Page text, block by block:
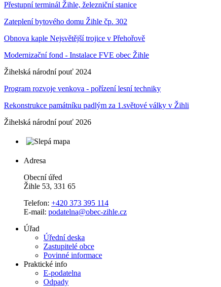
Přestupní terminál Žihle, železniční stanice
Zateplení bytového domu Žihle čp. 302
Obnova kaple Nejsvětější trojice v Přehořově
Modernizační fond - Instalace FVE obec Žihle
Žihelská národní pouť 2024
Program rozvoje venkova - pořízení lesní techniky
Rekonstrukce památníku padlým za 1.světové války v Žihli
Žihelská národní pouť 2026
Adresa
Obecní úřed
Žihle 53, 331 65
Telefon: +420 373 395 114
E-mail: podatelna@obec-zihle.cz
Úřad
Úřední deska
Zastupitelé obce
Povinné informace
Praktické info
E-podatelna
Odpady